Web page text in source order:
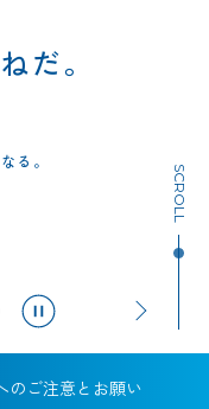
だ。
る。
SCROLL
のご注意とお願い